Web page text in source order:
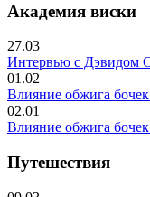
Академия виски
27.03
Интервью с Дэвидом
01.02
Влияние обжига
02.01
Влияние обжига
Путешествия